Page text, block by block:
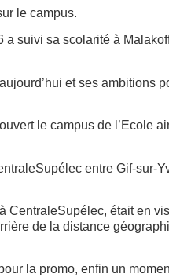
le campus.
suivi sa scolarité à
et ses ambitions
le campus de l’Ecole
entre Gif-sur-
CentraleSupélec, était en
de la distance
la promo, enfin un